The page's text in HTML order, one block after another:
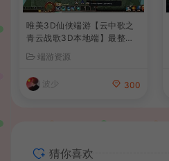
唯美3D仙侠端游【云中歌之
青云战歌3D本地端】最整理
Win系服务端+PC客户端+G
M工具+详细搭建教程
端游资源
波少 300
猜你喜欢